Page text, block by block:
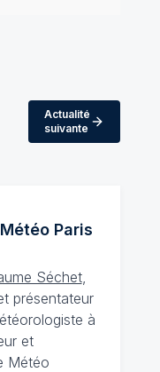
Actualité
suivante
Paris
Séchet,
présentateur
à
et
Météo